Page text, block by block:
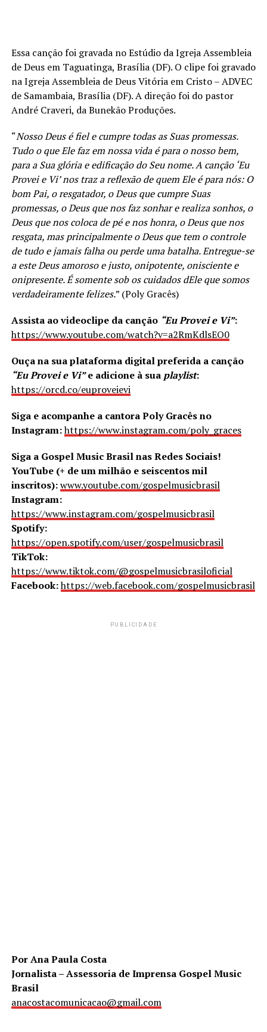
Essa canção foi gravada no Estúdio da Igreja Assembleia
de Deus em Taguatinga, Brasília (DF). O clipe foi gravado
na Igreja Assembleia de Deus Vitória em Cristo – ADVEC
de Samambaia, Brasília (DF). A direção foi do pastor
André Craveri, da Bunekão Produções.
“Nosso Deus é fiel e cumpre todas as Suas promessas.
Tudo o que Ele faz em nossa vida é para o nosso bem,
para a Sua glória e edificação do Seu nome. A canção ‘Eu
Provei e Vi’ nos traz a reflexão de quem Ele é para nós: O
bom Pai, o resgatador, o Deus que cumpre Suas
promessas, o Deus que nos faz sonhar e realiza sonhos, o
Deus que nos coloca de pé e nos honra, o Deus que nos
resgata, mas principalmente o Deus que tem o controle
de tudo e jamais falha ou perde uma batalha. Entregue-se
a este Deus amoroso e justo, onipotente, onisciente e
onipresente. É somente sob os cuidados dEle que somos
verdadeiramente felizes.” (Poly Gracês)
Assista ao videoclipe da canção “Eu Provei e Vi”:
https://www.youtube.com/watch?v=a2RmKdlsEO0
Ouça na sua plataforma digital preferida a canção
“Eu Provei e Vi”e adicione à sua playlist:
https://orcd.co/euproveievi
Siga e acompanhe a cantora Poly Gracês no
Instagram:https://www.instagram.com/poly_graces
Siga a Gospel Music Brasil nas Redes Sociais!
YouTube (+ de um milhão e seiscentos mil
inscritos):www.youtube.com/gospelmusicbrasil
Instagram:
https://www.instagram.com/gospelmusicbrasil
Spotify:
https://open.spotify.com/user/gospelmusicbrasil
TikTok:
https://www.tiktok.com/@gospelmusicbrasiloficial
Facebook:https://web.facebook.com/gospelmusicbrasil
PUBLICIDADE
Por Ana Paula Costa
Jornalista – Assessoria de Imprensa Gospel Music
Brasil
anacostacomunicacao@gmail.com